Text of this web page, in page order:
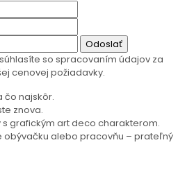
Odoslať
so spracovaním údajov za
cenovej požiadavky.
čo najskôr.
znova.
s grafickým art deco charakterom.
obývačku alebo pracovňu – prateľný